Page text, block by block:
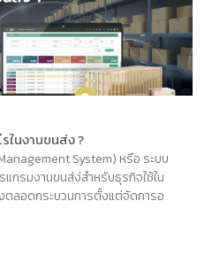
ในงานขนส่ง ?
System) หรือ ระบบ
กรมงานขนส่ง่สำหรับธุรกิจใช้ใน
ตลอดกระบวนการตั้งแต่จัดการอ